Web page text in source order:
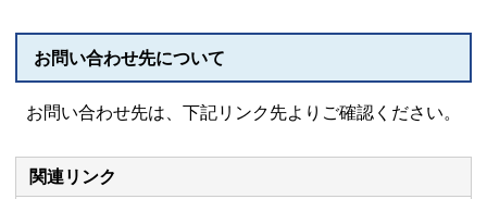
お問い合わせ先について
お問い合わせ先は、下記リンク先よりご確認ください。
関連リンク